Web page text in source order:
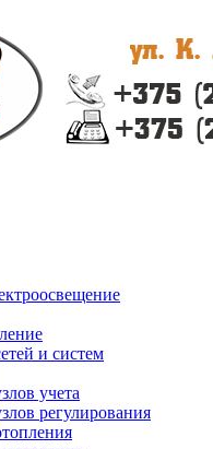
и систем
учета
регулирования